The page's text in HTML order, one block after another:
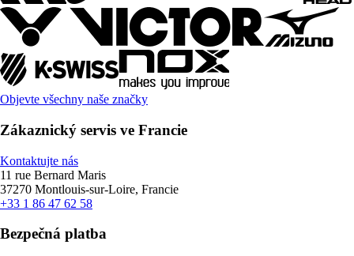
Objevte všechny naše značky
Zákaznický servis ve Francie
Kontaktujte nás
11 rue Bernard Maris
37270 Montlouis-sur-Loire, Francie
+33 1 86 47 62 58
Bezpečná platba